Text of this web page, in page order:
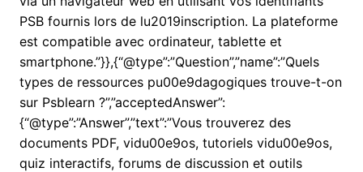
PSB fournis lors de lu2019inscription. La plateforme
est compatible avec ordinateur, tablette et
smartphone.”}},{“@type”:”Question”,”name”:”Quels
types de ressources pu00e9dagogiques trouve-t-on
sur Psblearn ?”,”acceptedAnswer”:
{“@type”:”Answer”,”text”:”Vous trouverez des
documents PDF, vidu00e9os, tutoriels vidu00e9os,
quiz interactifs, forums de discussion et outils